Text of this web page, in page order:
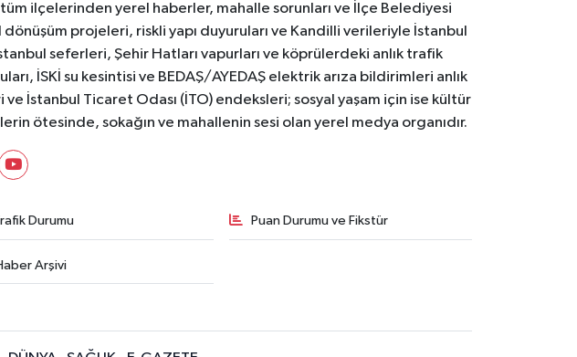
ilçelerinden yerel haberler, mahalle sorunları ve İlçe Belediyesi
projeleri, riskli yapı duyuruları ve Kandilli verileriyle İstanbul
seferleri, Şehir Hatları vapurları ve köprülerdeki anlık trafik
İSKİ su kesintisi ve BEDAŞ/AYEDAŞ elektrik arıza bildirimleri anlık
İstanbul Ticaret Odası (İTO) endeksleri; sosyal yaşam için ise kültür
ötesinde, sokağın ve mahallenin sesi olan yerel medya organıdır.
Durumu Puan Durumu ve Fikstür
Arşivi